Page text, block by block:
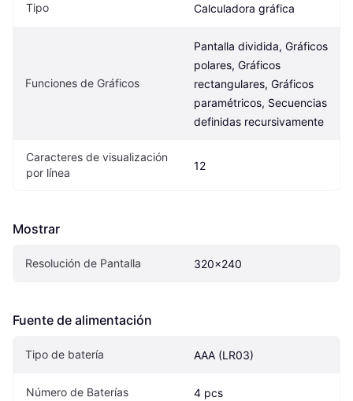
Tipo Calculadora gráfica
Funciones de Gráficos
Pantalla dividida, Gráficos
polares, Gráficos
rectangulares, Gráficos
paramétricos, Secuencias
definidas recursivamente
Caracteres de visualización
por línea
12
Mostrar
Resolución de Pantalla 320x240
Fuente de alimentación
Tipo de batería AAA (LR03)
Número de Baterías 4 pcs